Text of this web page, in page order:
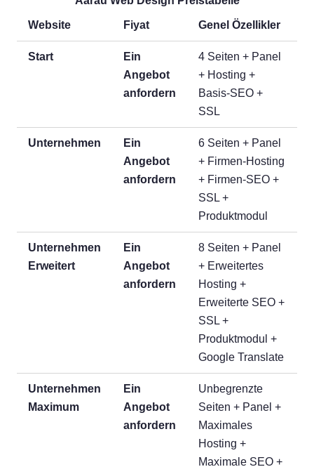
Website Fiyat Genel Özellikler
Start
Ein
Angebot
anfordern
4 Seiten + Panel
+ Hosting +
Basis-SEO +
SSL
Unternehmen
Ein
Angebot
anfordern
6 Seiten + Panel
+ Firmen-Hosting
+ Firmen-SEO +
SSL +
Produktmodul
Unternehmen
Erweitert
Ein
Angebot
anfordern
8 Seiten + Panel
+ Erweitertes
Hosting +
Erweiterte SEO +
SSL +
Produktmodul +
Google Translate
Unternehmen
Maximum
Ein
Angebot
anfordern
Unbegrenzte
Seiten + Panel +
Maximales
Hosting +
Maximale SEO +